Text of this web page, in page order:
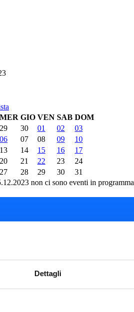
Dettagli
MER GIO VEN SAB DOM
29 30 01 02
03
06 07 08 09
10
13 14 15 16
17
20 21 22 23
24
27 28 29 30
31
non ci sono eventi in programma
Cartellone 26/27
Cartellone 24/25